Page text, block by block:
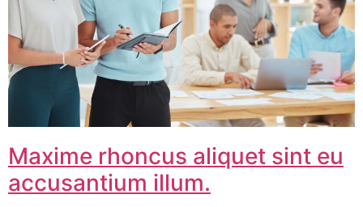
Maxime rhoncus aliquet sint eu
accusantium illum.